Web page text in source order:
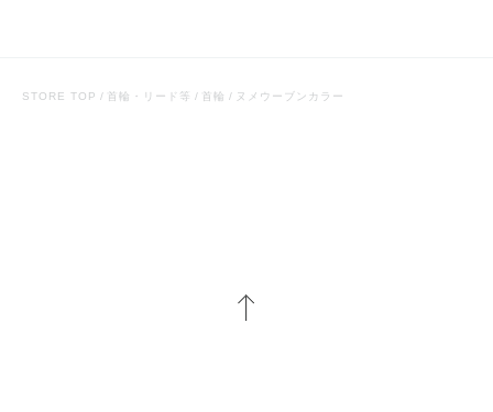
STORE TOP 首輪・リード等 首輪 ヌメウーブンカラー